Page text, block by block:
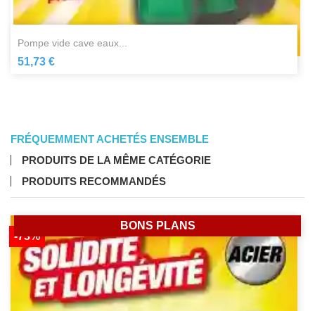
pompe vide cave eaux...
51,73 €
FRÉQUEMMENT ACHETÉS ENSEMBLE
PRODUITS DE LA MÊME CATÉGORIE
PRODUITS RECOMMANDÉS
-73%
BONS PLANS